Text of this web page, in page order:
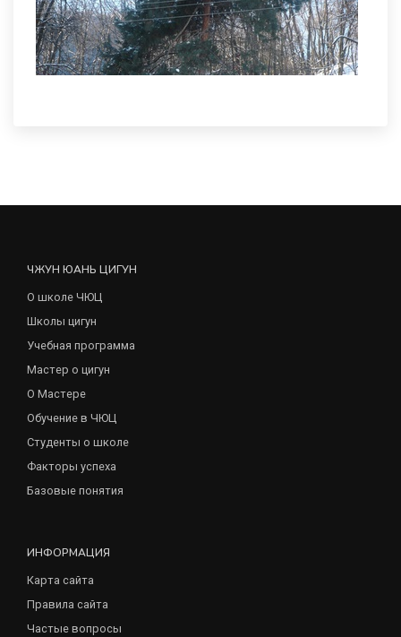
ЧЖУН ЮАНЬ ЦИГУН
О школе ЧЮЦ
Школы цигун
Учебная программа
Мастер о цигун
О Мастере
Обучение в ЧЮЦ
Студенты о школе
Факторы успеха
Базовые понятия
ИНФОРМАЦИЯ
Карта сайта
Правила сайта
Частые вопросы